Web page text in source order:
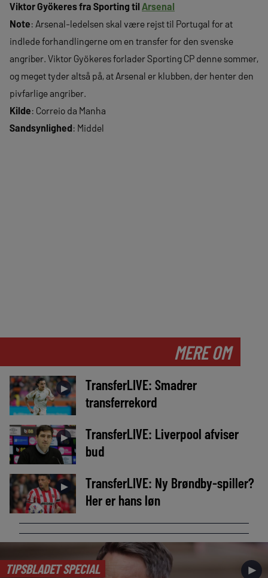
Viktor Gyökeres fra Sporting til Arsenal
Note: Arsenal-ledelsen skal være rejst til Portugal for at
indlede forhandlingerne om en transfer for den svenske
angriber. Viktor Gyökeres forlader Sporting CP denne sommer,
og meget tyder altså på, at Arsenal er klubben, der henter den
pivfarlige angriber.
Kilde: Correio da Manha
Sandsynlighed: Middel
MERE OM
►
TransferLIVE: Smadrer
transferrekord
►
TransferLIVE: Liverpool afviser
bud
►
TransferLIVE: Ny Brøndby-spiller?
Her er hans løn
TIPSBLADET SPECIAL ►